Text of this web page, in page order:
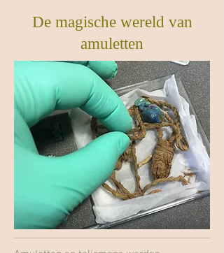
De magische wereld van
amuletten